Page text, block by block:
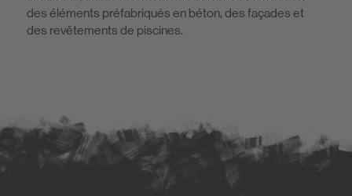
des éléments préfabriqués en béton, des façades et
des revêtements de piscines.